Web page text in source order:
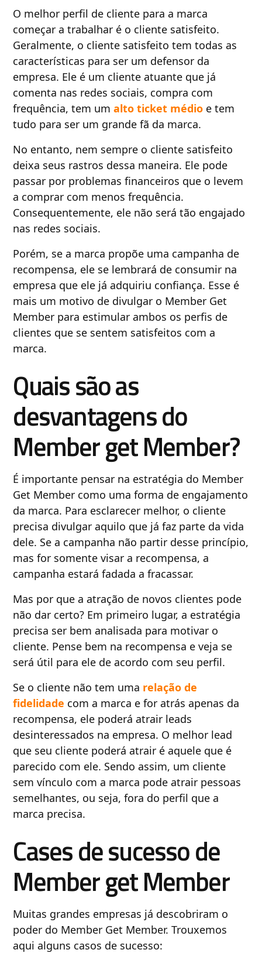
O melhor perfil de cliente para a marca
começar a trabalhar é o cliente satisfeito.
Geralmente, o cliente satisfeito tem todas as
características para ser um defensor da
empresa. Ele é um cliente atuante que já
comenta nas redes sociais, compra com
frequência, tem umalto ticket médio e tem
tudo para ser um grande fã da marca.
No entanto, nem sempre o cliente satisfeito
deixa seus rastros dessa maneira. Ele pode
passar por problemas financeiros que o levem
a comprar com menos frequência.
Consequentemente, ele não será tão engajado
nas redes sociais.
Porém, se a marca propõe uma campanha de
recompensa, ele se lembrará de consumir na
empresa que ele já adquiriu confiança. Esse é
mais um motivo de divulgar o Member Get
Member para estimular ambos os perfis de
clientes que se sentem satisfeitos com a
marca.
Quais são as
desvantagens do
Member get Member?
É importante pensar na estratégia do Member
Get Member como uma forma de engajamento
da marca. Para esclarecer melhor, o cliente
precisa divulgar aquilo que já faz parte da vida
dele. Se a campanha não partir desse princípio,
mas for somente visar a recompensa, a
campanha estará fadada a fracassar.
Mas por que a atração de novos clientes pode
não dar certo? Em primeiro lugar, a estratégia
precisa ser bem analisada para motivar o
cliente. Pense bem na recompensa e veja se
será útil para ele de acordo com seu perfil.
Se o cliente não tem uma relação de
fidelidade com a marca e for atrás apenas da
recompensa, ele poderá atrair leads
desinteressados na empresa. O melhor lead
que seu cliente poderá atrair é aquele que é
parecido com ele. Sendo assim, um cliente
sem vínculo com a marca pode atrair pessoas
semelhantes, ou seja, fora do perfil que a
marca precisa.
Cases de sucesso de
Member get Member
Muitas grandes empresas já descobriram o
poder do Member Get Member. Trouxemos
aqui alguns casos de sucesso: